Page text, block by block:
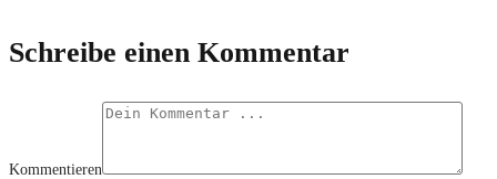
Schreibe einen Kommentar
Kommentieren